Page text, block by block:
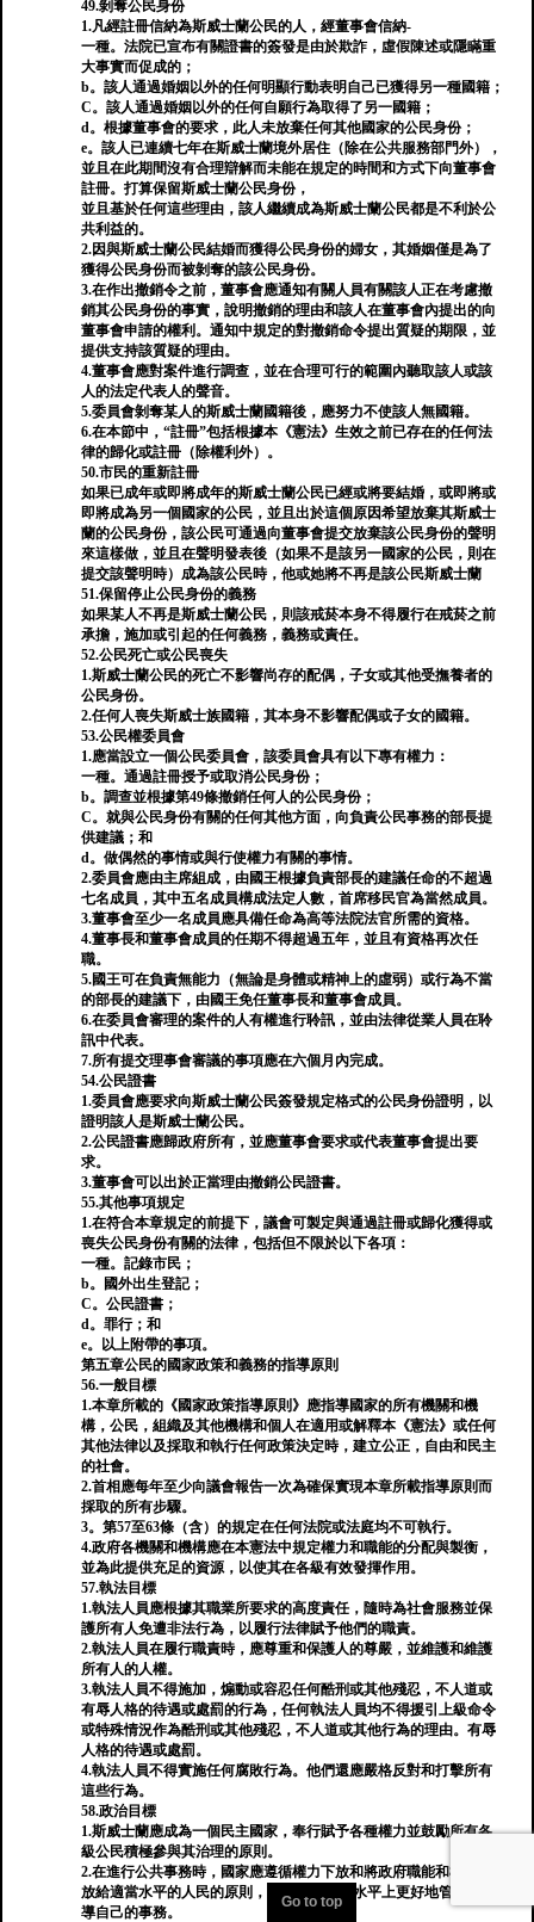
49.剝奪公民​​身份
1.凡經註冊信納為斯威士蘭公民的人，經董事會信納-
一種。法院已宣布有關證書的簽發是由於欺詐，虛假陳述或隱瞞重
大事實而促成的；
b。該人通過婚姻以外的任何明顯行動表明自己已獲得另一種國籍；
C。該人通過婚姻以外的任何自願行為取得了另一國籍；
d。根據董事會的要求，此人未放棄任何其他國家的公民身份；
e。該人已連續七年在斯威士蘭境外居住（除在公共服務部門外），
並且在此期間沒有合理辯解而未能在規定的時間和方式下向董事會
註冊。打算保留斯威士蘭公民身份，
並且基於任何這些理由，該人繼續成為斯威士蘭公民都是不利於公
共利益的。
2.因與斯威士蘭公民結婚而獲得公民身份的婦女，其婚姻僅是為了
獲得公民身份而被剝奪的該公民身份。
3.在作出撤銷令之前，董事會應通知有關人員有關該人正在考慮撤
銷其公民身份的事實，說明撤銷的理由和該人在董事會內提出的向
董事會申請的權利。通知中規定的對撤銷命令提出質疑的期限，並
提供支持該質疑的理由。
4.董事會應對案件進行調查，並在合理可行的範圍內聽取該人或該
人的法定代表人的聲音。
5.委員會剝奪某人的斯威士蘭國籍後，應努力不使該人無國籍。
6.在本節中，“註冊”包括根據本《憲法》生效之前已存在的任何法
律的歸化或註冊（除權利外）。
50.市民的重新註冊
如果已成年或即將成年的斯威士蘭公民已經或將要結婚，或即將或
即將成為另一個國家的公民，並且出於這個原因希望放棄其斯威士
蘭的公民身份，該公民可通過向董事會提交放棄該公民身份的聲明
來這樣做，並且在聲明發表後（如果不是該另一國家的公民，則在
提交該聲明時）成為該公民時，他或她將不再是該公民斯威士蘭
51.保留停止公民身份的義務
如果某人不再是斯威士蘭公民，則該戒菸本身不得履行在戒菸之前
承擔，施加或引起的任何義務，義務或責任。
52.公民死亡或公民喪失
1.斯威士蘭公民的死亡不影響尚存的配偶，子女或其他受撫養者的
公民身份。
2.任何人喪失斯威士族國籍，其本身不影響配偶或子女的國籍。
53.公民權委員會
1.應當設立一個公民委員會，該委員會具有以下專有權力：
一種。通過註冊授予或取消公民身份；
b。調查並根據第49條撤銷任何人的公民身份；
C。就與公民身份有關的任何其他方面，向負責公民事務的部長提
供建議；和
d。做偶然的事情或與行使權力有關的事情。
2.委員會應由主席組成，由國王根據負責部長的建議任命的不超過
七名成員，其中五名成員構成法定人數，首席移民官為當然成員。
3.董事會至少一名成員應具備任命為高等法院法官所需的資格。
4.董事長和董事會成員的任期不得超過五年，並且有資格再次任
職。
5.國王可在負責無能力（無論是身體或精神上的虛弱）或行為不當
的部長的建議下，由國王免任董事長和董事會成員。
6.在委員會審理的案件的人有權進行聆訊，並由法律從業人員在聆
訊中代表。
7.所有提交理事會審議的事項應在六個月內完成。
54.公民證書
1.委員會應要求向斯威士蘭公民簽發規定格式的公民身份證明，以
證明該人是斯威士蘭公民。
2.公民證書應歸政府所有，並應董事會要求或代表董事會提出要
求。
3.董事會可以出於正當理由撤銷公民證書。
55.其他事項規定
1.在符合本章規定的前提下，議會可製定與通過註冊或歸化獲得或
喪失公民身份有關的法律，包括但不限於以下各項：
一種。記錄市民；
b。國外出生登記；
C。公民證書；
d。罪行；和
e。以上附帶的事項。
第五章公民的國家政策和義務的指導原則
56.一般目標
1.本章所載的《國家政策指導原則》應指導國家的所有機關和機
構，公民，組織及其他機構和個人在適用或解釋本《憲法》或任何
其他法律以及採取和執行任何政策決定時，建立公正，自由和民主
的社會。
2.首相應每年至少向議會報告一次為確保實現本章所載指導原則而
採取的所有步驟。
3。第57至63條（含）的規定在任何法院或法庭均不可執行。
4.政府各機關和機構應在本憲法中規定權力和職能的分配與製衡，
並為此提供充足的資源，以使其在各級有效發揮作用。
57.執法目標
1.執法人員應根據其職業所要求的高度責任，隨時為社會服務並保
護所有人免遭非法行為，以履行法律賦予他們的職責。
2.執法人員在履行職責時，應尊重和保護人的尊嚴，並維護和維護
所有人的人權。
3.執法人員不得施加，煽動或容忍任何酷刑或其他殘忍，不人道或
有辱人格的待遇或處罰的行為，任何執法人員均不得援引上級命令
或特殊情況作為酷刑或其他殘忍，不人道或其他行為的理由。有辱
人格的待遇或處罰。
4.執法人員不得實施任何腐敗行為。他們還應嚴格反對和打擊所有
這些行為。
58.政治目標
1.斯威士蘭應成為一個民主國家，奉行賦予各種權力並鼓勵所有各
級公民積極參與其治理的原則。
2.在進行公共事務時，國家應遵循權力下放和將政府職能和權力下
放給適當水平的人民的原則，人民可以在此水平上更好地管理和指
導自己的事務。
Go to top